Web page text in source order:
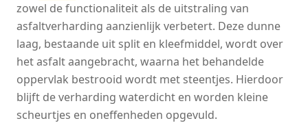
zowel de functionaliteit als de uitstraling van
asfaltverharding aanzienlijk verbetert. Deze dunne
laag, bestaande uit split en kleefmiddel, wordt over
het asfalt aangebracht, waarna het behandelde
oppervlak bestrooid wordt met steentjes. Hierdoor
blijft de verharding waterdicht en worden kleine
scheurtjes en oneffenheden opgevuld.